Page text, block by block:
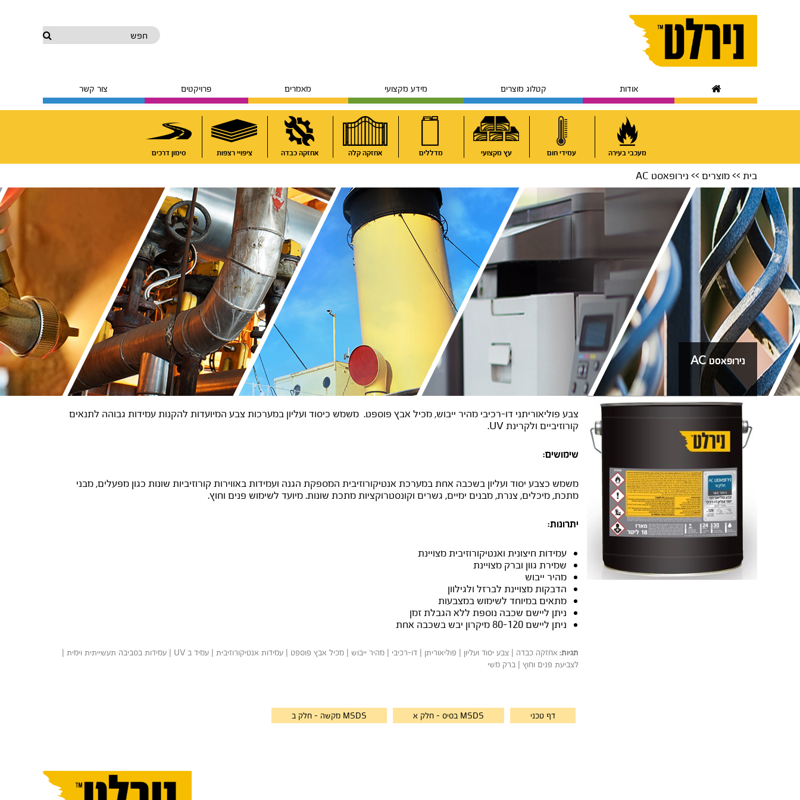
חפש
אודות קטלוג מוצרים מידע מקצועי מאמרים פרויקטים צור קשר
מעכבי בעירה עמידי חום עץ מקצועי מדללים אחזקה קלה אחזקה כבדה ציפויי רצפות סימון דרכים
בית >>מוצרים >> נירופאסט AC
נירופאסט AC
צבע פוליאוריתני דו-רכיבי מהיר ייבוש, מכיל אבץ פוספט. משמש כיסוד ועליון במערכות צבע המיועדות להקנות עמידות גבוהה לתנאים
קורוזיביים ולקרינת UV.
שימושים:
משמש כצבע יסוד ועליון בשכבה אחת במערכת אנטיקורוזיבית המספקת הגנה ועמידות באווירות קורוזיביות שונות כגון מפעלים, מבני
מתכת, מיכלים, צנרת, מבנים ימיים, גשרים וקונסטרוקציות מתכת שונות. מיועד לשימוש פנים וחוץ.
יתרונות:
עמידות חיצונית ואנטיקורוזיבית מצויינת
שמירת גוון וברק מצויינת
מהיר ייבוש
הדבקות מצויינת לברזל ולגילוון
מתאים במיוחד לשימוש במצבעות
ניתן ליישם שכבה נוספת ללא הגבלת זמן
ניתן ליישם 80-120 מיקרון יבש בשכבה אחת
תגיות:
אחזקה כבדה | צבע יסוד ועליון | פוליאוריתן | דו-רכיבי | מהיר ייבוש | מכיל אבץ פוספט | עמידות אנטיקורוזיבית | עמיד ב UV | עמידות בסביבה תעשייתית וימית |
לצביעת פנים וחוץ | ברק משי
דף טכני MSDS בסיס - חלק א MSDS מקשה - חלק ב